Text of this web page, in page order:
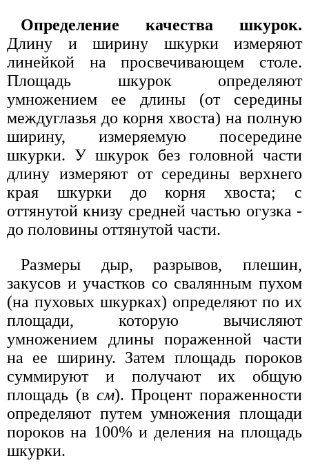
Определение качества шкурок.
Длину и ширину шкурки измеряют
линейкой на просвечивающем столе.
Площадь шкурок определяют
умножением ее длины (от середины
междуглазья до корня хвоста) на полную
ширину, измеряемую посередине
шкурки. У шкурок без головной части
длину измеряют от середины верхнего
края шкурки до корня хвоста; с
оттянутой книзу средней частью огузка -
до половины оттянутой части.
Размеры дыр, разрывов, плешин,
закусов и участков со свалянным пухом
(на пуховых шкурках) определяют по их
площади, которую вычисляют
умножением длины пораженной части
на ее ширину. Затем площадь пороков
суммируют и получают их общую
площадь (в см). Процент пораженности
определяют путем умножения площади
пороков на 100% и деления на площадь
шкурки.